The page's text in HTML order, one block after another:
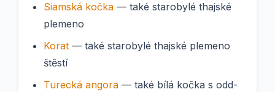
Siamská kočka — také starobylé thajské
plemeno
Korat — také starobylé thajské plemeno
štěstí
Turecká angora — také bílá kočka s odd-